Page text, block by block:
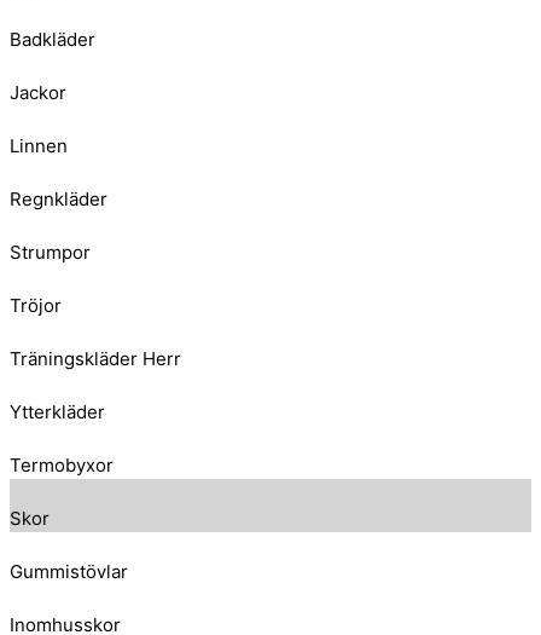
Badkläder
Jackor
Linnen
Regnkläder
Strumpor
Tröjor
Träningskläder Herr
Ytterkläder
Termobyxor
Skor
Gummistövlar
Inomhusskor